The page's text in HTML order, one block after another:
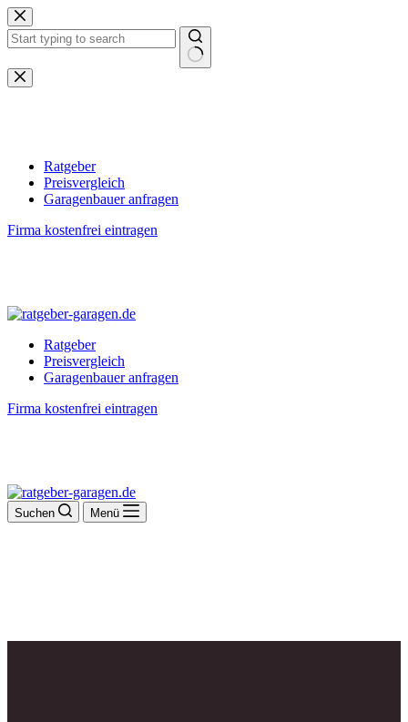
Zum
Inhalt
springen
Keine
Ergebnisse
Ratgeber
Preisvergleich
Garagenbauer anfragen
Firma kostenfrei eintragen
Ratgeber
Preisvergleich
Garagenbauer anfragen
Firma kostenfrei eintragen
Suchen Menü